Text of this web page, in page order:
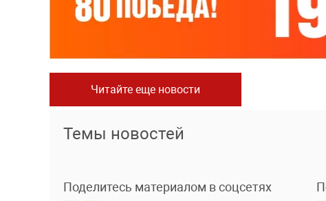
Читайте еще новости
Темы новостей
Поделитесь материалом в соцсетях